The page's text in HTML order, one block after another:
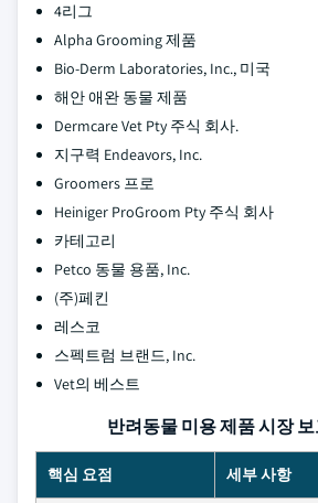
4리그
Alpha Grooming 제품
Bio-Derm Laboratories, Inc., 미국
해안 애완 동물 제품
Dermcare Vet Pty 주식 회사.
지구력 Endeavors, Inc.
Groomers 프로
Heiniger ProGroom Pty 주식 회사
카테고리
Petco 동물 용품, Inc.
(주)페킨
레스코
스펙트럼 브랜드, Inc.
Vet의 베스트
반려동물 미용 제품 시장
핵심 요점 세부 사항